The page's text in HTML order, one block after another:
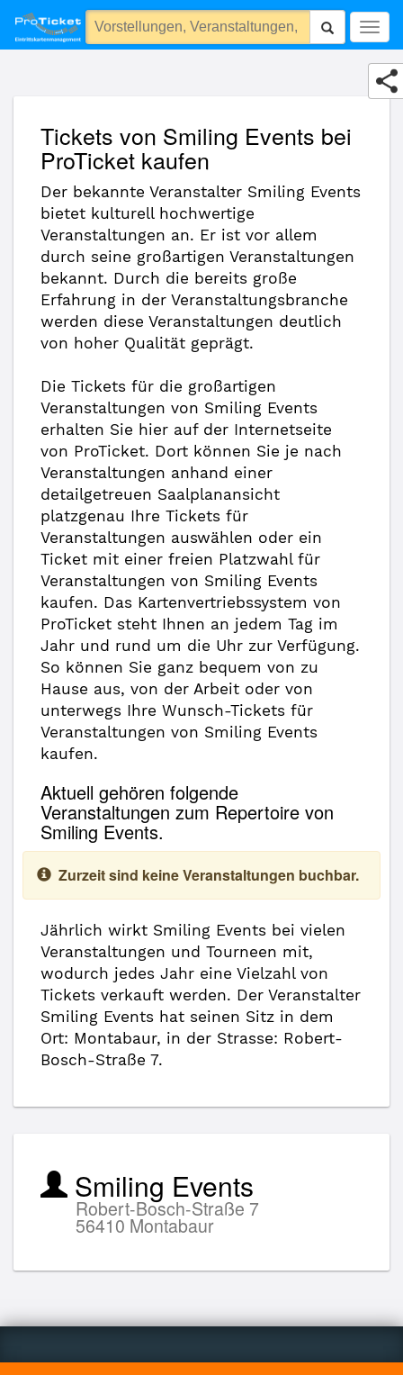
Smiling Events
Tickets von Smiling Events bei
ProTicket kaufen
Der bekannte Veranstalter Smiling Events
bietet kulturell hochwertige
Veranstaltungen an. Er ist vor allem
durch seine großartigen Veranstaltungen
bekannt. Durch die bereits große
Erfahrung in der Veranstaltungsbranche
werden diese Veranstaltungen deutlich
von hoher Qualität geprägt.
Die Tickets für die großartigen
Veranstaltungen von Smiling Events
erhalten Sie hier auf der Internetseite
von ProTicket. Dort können Sie je nach
Veranstaltungen anhand einer
detailgetreuen Saalplanansicht
platzgenau Ihre Tickets für
Veranstaltungen auswählen oder ein
Ticket mit einer freien Platzwahl für
Veranstaltungen von Smiling Events
kaufen. Das Kartenvertriebssystem von
ProTicket steht Ihnen an jedem Tag im
Jahr und rund um die Uhr zur Verfügung.
So können Sie ganz bequem von zu
Hause aus, von der Arbeit oder von
unterwegs Ihre Wunsch-Tickets für
Veranstaltungen von Smiling Events
kaufen.
Aktuell gehören folgende
Veranstaltungen zum Repertoire von
Smiling Events.
Zurzeit sind keine Veranstaltungen buchbar.
Jährlich wirkt Smiling Events bei vielen
Veranstaltungen und Tourneen mit,
wodurch jedes Jahr eine Vielzahl von
Tickets verkauft werden. Der Veranstalter
Smiling Events hat seinen Sitz in dem
Ort: Montabaur, in der Strasse: Robert-
Bosch-Straße 7.
Smiling Events
Robert-Bosch-Straße 7
56410 Montabaur